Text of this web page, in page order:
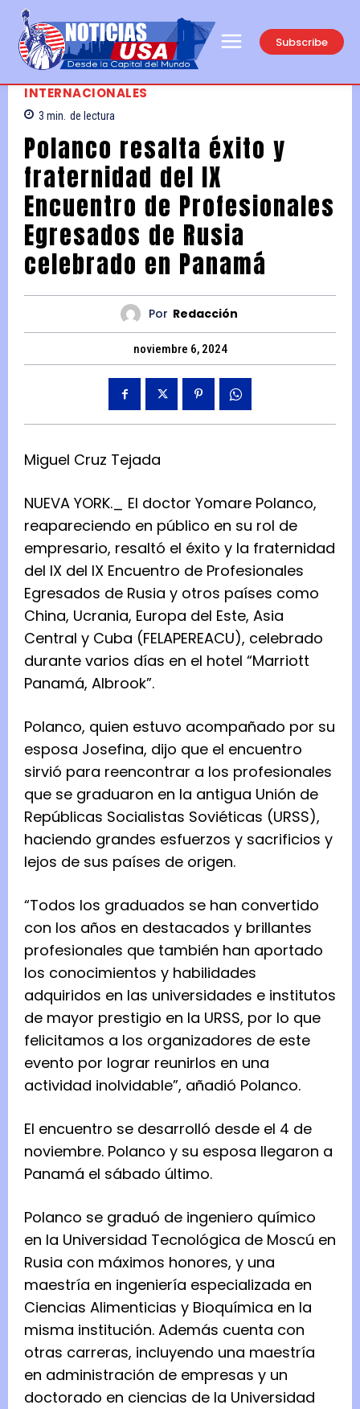
Subscribe
INTERNACIONALES
3 min. de lectura
Polanco resalta éxito y
fraternidad del IX
Encuentro de Profesionales
Egresados de Rusia
celebrado en Panamá
Por Redacción
noviembre 6, 2024
Miguel Cruz Tejada
NUEVA YORK._ El doctor Yomare Polanco,
reapareciendo en público en su rol de
empresario, resaltó el éxito y la fraternidad
del IX del IX Encuentro de Profesionales
Egresados de Rusia y otros países como
China, Ucrania, Europa del Este, Asia
Central y Cuba (FELAPEREACU), celebrado
durante varios días en el hotel “Marriott
Panamá, Albrook”.
Polanco, quien estuvo acompañado por su
esposa Josefina, dijo que el encuentro
sirvió para reencontrar a los profesionales
que se graduaron en la antigua Unión de
Repúblicas Socialistas Soviéticas (URSS),
haciendo grandes esfuerzos y sacrificios y
lejos de sus países de origen.
“Todos los graduados se han convertido
con los años en destacados y brillantes
profesionales que también han aportado
los conocimientos y habilidades
adquiridos en las universidades e institutos
de mayor prestigio en la URSS, por lo que
felicitamos a los organizadores de este
evento por lograr reunirlos en una
actividad inolvidable”, añadió Polanco.
El encuentro se desarrolló desde el 4 de
noviembre. Polanco y su esposa llegaron a
Panamá el sábado último.
Polanco se graduó de ingeniero químico
en la Universidad Tecnológica de Moscú en
Rusia con máximos honores, y una
maestría en ingeniería especializada en
Ciencias Alimenticias y Bioquímica en la
misma institución. Además cuenta con
otras carreras, incluyendo una maestría
en administración de empresas y un
doctorado en ciencias de la Universidad